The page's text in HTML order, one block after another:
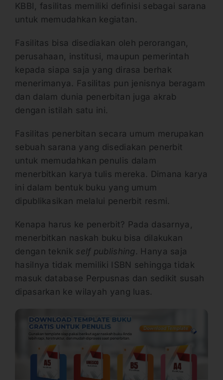
KBBI, fasilitas memiliki definisi sebagai sarana
untuk memudahkan kegiatan.
Fasilitas bisa disediakan oleh perorangan,
perusahaan, institusi, maupun pemerintah
kepada siapa saja yang dirasa berhak
menerimanya. Fasilitas pun jenisnya beragam
dan dalam dunia penerbitan juga akrab
dengan istilah satu ini.
Fasilitas penerbitan secara umum merupakan
sebuah sarana yang disediakan penerbit
untuk memudahkan penulis dalam
menerbitkan karya tulis mereka. Dimana karya
ini dalam bentuk buku yang umum
dipublikasikan melalui penerbit resmi.
Kenapa harus ke penerbit? Pada dasarnya,
menerbitkan naskah buku bisa dilakukan
dengan teknik self publishing. Hanya saja
hasilnya tidak memiliki ISBN sehingga tidak
masuk database Perpusnas dan sedikit susah
dipasarkan ke wilayah yang luas.